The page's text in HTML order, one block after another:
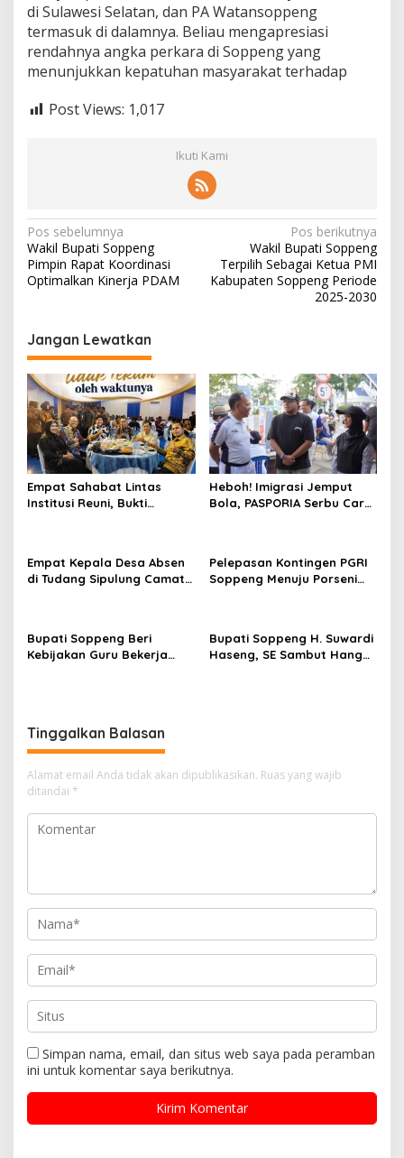
di Sulawesi Selatan, dan PA Watansoppeng
termasuk di dalamnya. Beliau mengapresiasi
rendahnya angka perkara di Soppeng yang
menunjukkan kepatuhan masyarakat terhadap
Post Views: 1,017
Ikuti Kami
Navigasi
pos
Pos sebelumnya
Wakil Bupati Soppeng
Pimpin Rapat Koordinasi
Optimalkan Kinerja PDAM
Pos berikutnya
Wakil Bupati Soppeng
Terpilih Sebagai Ketua PMI
Kabupaten Soppeng Periode
2025-2030
Jangan Lewatkan
Empat Sahabat Lintas
Institusi Reuni, Bukti
Heboh! Imigrasi Jemput
Bola, PASPORIA Serbu Car
Pekan
Empat Kepala Desa Absen
di Tudang Sipulung Camat
Pelepasan Kontingen PGRI
Soppeng Menuju Porseni
Bupati Soppeng Beri
Kebijakan Guru Bekerja
Bupati Soppeng H. Suwardi
Haseng, SE Sambut Hangat
Tinggalkan Balasan
Alamat email Anda tidak akan dipublikasikan. Ruas yang wajib
ditandai *
Simpan nama, email, dan situs web saya pada peramban
ini untuk komentar saya berikutnya.